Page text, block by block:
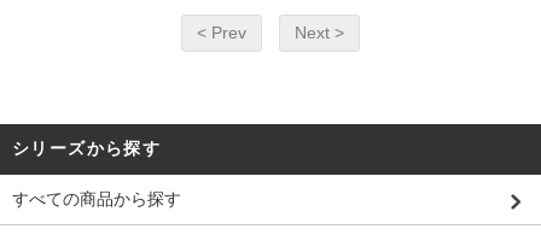
< Prev Next >
シリーズから探す
すべての商品から探す